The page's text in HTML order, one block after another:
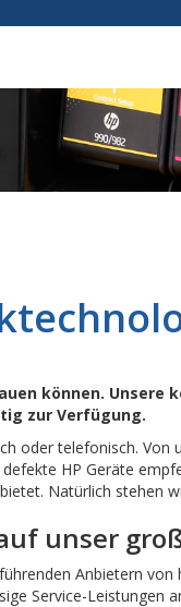
können.
zur Verfügung.
oder telefonisch.
HP Geräte
Natürlich stehen
unser
Anbietern
Service-